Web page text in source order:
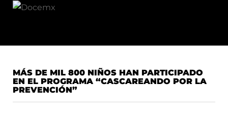
MÁS DE MIL 800 NIÑOS HAN PARTICIPADO
EN EL PROGRAMA “CASCAREANDO POR LA
PREVENCIÓN”